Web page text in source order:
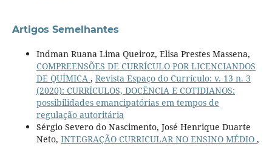
Artigos Semelhantes
Indman Ruana Lima Queiroz, Elisa Prestes Massena,
COMPREENSÕES DE CURRÍCULO POR LICENCIANDOS
DE QUÍMICA , Revista Espaço do Currículo: v. 13 n. 3
(2020): CURRÍCULOS, DOCÊNCIA E COTIDIANOS:
possibilidades emancipatórias em tempos de
regulação autoritária
Sérgio Severo do Nascimento, José Henrique Duarte
Neto, INTEGRAÇÃO CURRICULAR NO ENSINO MÉDIO ,